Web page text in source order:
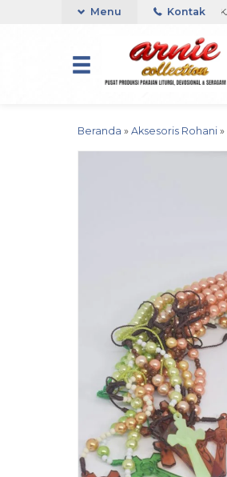
ARNIE COLLECTION-BORO, YOGYAKARTA
Menu Kontak
Beranda » Aksesoris Rohani »